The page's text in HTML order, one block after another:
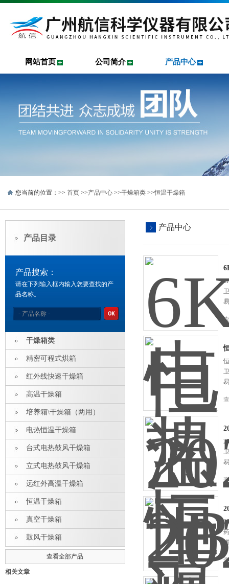
网站首页 公司简介 产品中心
您当前的位置：>> 首页 >>产品中心 >>干燥箱类 >>恒温干燥箱
产品目录
产品搜索：
请在下列输入框内输入您要查找的产
品名称。
干燥箱类
精密可程式烘箱
红外线快速干燥箱
高温干燥箱
培养箱\干燥箱（两用）
电热恒温干燥箱
台式电热鼓风干燥箱
立式电热鼓风干燥箱
远红外高温干燥箱
恒温干燥箱
真空干燥箱
鼓风干燥箱
查看全部产品
相关文章
产品中心